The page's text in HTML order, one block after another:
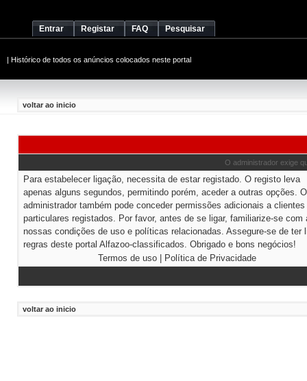
Entrar Registar FAQ Pesquisar
| Histórico de todos os anúncios colocados neste portal
voltar ao inicio
O administrador exige
Para estabelecer ligação, necessita de estar registado. O registo leva
apenas alguns segundos, permitindo porém, aceder a outras opções. O
administrador também pode conceder permissões adicionais a clientes
particulares registados. Por favor, antes de se ligar, familiarize-se com
nossas condições de uso e políticas relacionadas. Assegure-se de ter
regras deste portal Alfazoo-classificados. Obrigado e bons negócios!
Termos de uso| Política de Privacidade
voltar ao inicio